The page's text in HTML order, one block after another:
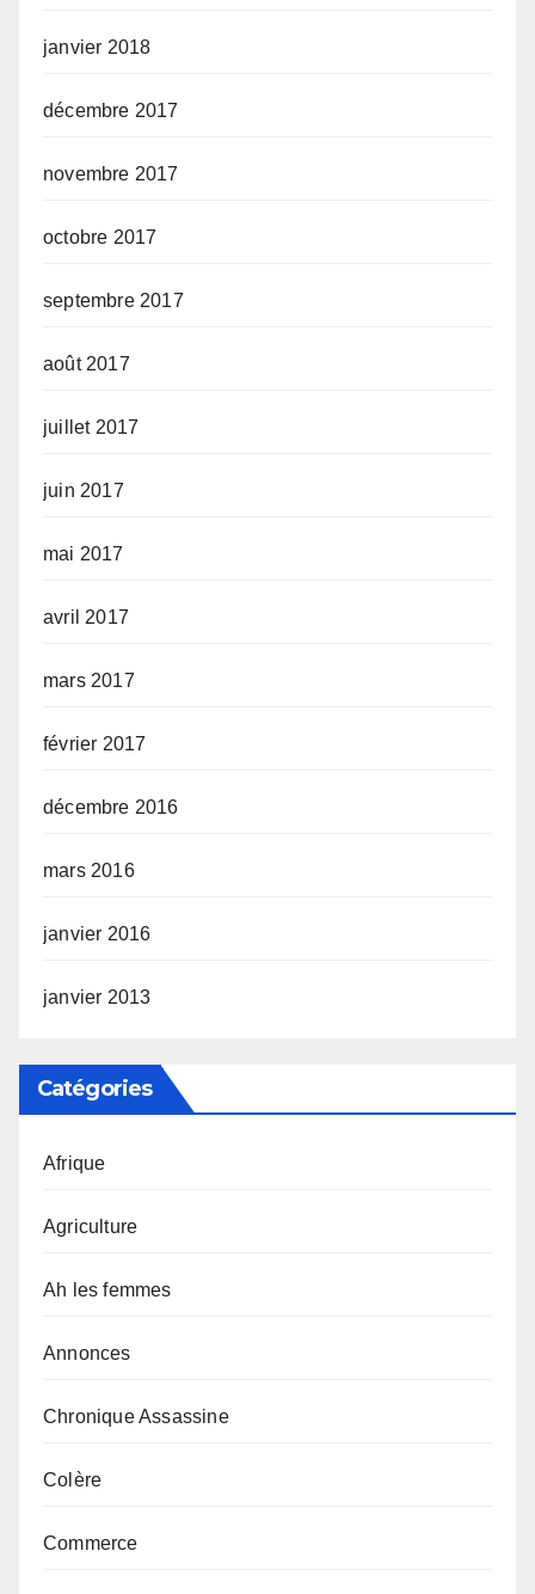
janvier 2018
décembre 2017
novembre 2017
octobre 2017
septembre 2017
août 2017
juillet 2017
juin 2017
mai 2017
avril 2017
mars 2017
février 2017
décembre 2016
mars 2016
janvier 2016
janvier 2013
Catégories
Afrique
Agriculture
Ah les femmes
Annonces
Chronique Assassine
Colère
Commerce